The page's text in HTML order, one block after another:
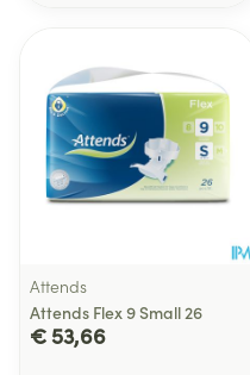
Attends
Attends Flex 9 Small 26
€ 53,66